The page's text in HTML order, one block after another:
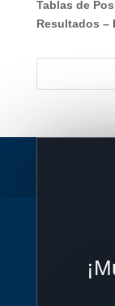
Tablas de
Resultados –